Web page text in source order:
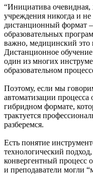
“Инициатива очевидная,
учреждения никогда и
дистанционный формат
образовательных
важно, медицинский это
Дистанционное
один из многих
образовательном
Поэтому, если мы
автоматизации процесса
гибридном формате,
трактуется
разберемся.
Есть понятие
технологический
конвергентный процесс
и преподаватели могли